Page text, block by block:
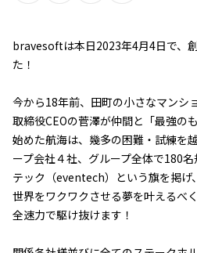
bravesoftは本日2023年4月4日で、
た！
今から18年前、田町の小さなマン
取締役CEOの菅澤が仲間と「最強の
始めた航海は、幾多の困難・試練を
ープ会社４社、グループ全体で180
テック（eventech）という旗を掲げ
世界をワクワクさせる夢を叶えるべ
全速力で駆け抜けます！